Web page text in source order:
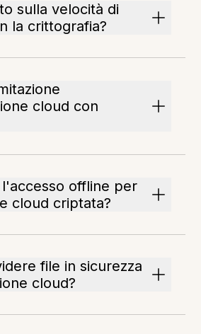
sulla velocità di
la crittografia?
cloud con
l'accesso offline per
cloud criptata?
file in sicurezza
cloud?